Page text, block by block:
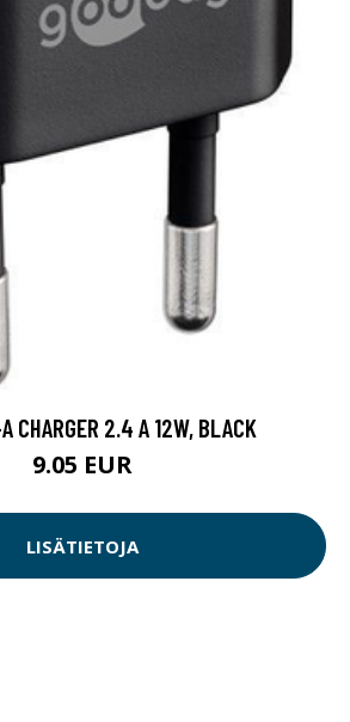
CHARGER 2.4 A 12W, BLACK
9.05 EUR
LISÄTIETOJA